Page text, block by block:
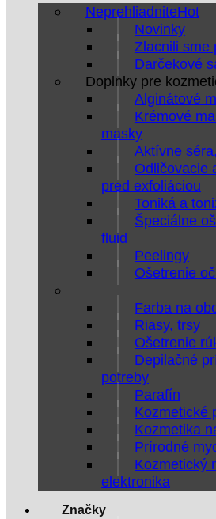
Neprehliadnite
Novinky
Zlacnili sme
Darčekové
Doplnky pre
Alginátové
Krémové
masky
Aktívne
Odličovacie
pred exfoliáciou
Toniká a
Špeciálne
fluid
Peelingy
Ošetrenie
Farba na
Riasy, trsy
Ošetrenie
Depilačné
potreby
Parafín
Kozmetické
Kozmetika
Prírodné
Kozmetický
elektronika
Značky